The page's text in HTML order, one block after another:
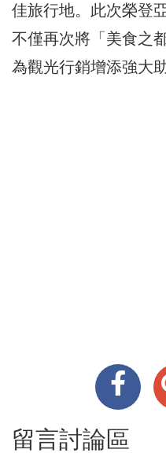
佳旅行地。此次榮登
不僅再次將「美食之
為觀光行銷增添強大助
留言討論區